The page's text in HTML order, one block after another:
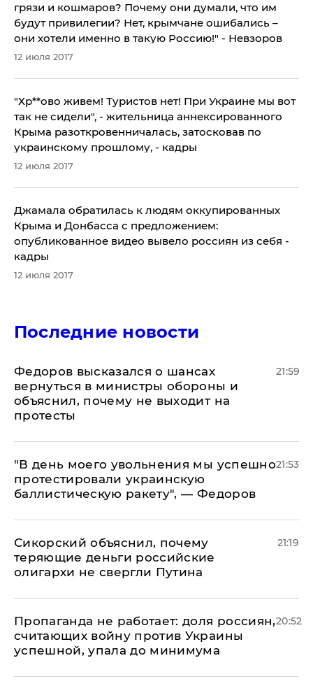
грязи и кошмаров? Почему они думали, что им
будут привилегии? Нет, крымчане ошибались –
они хотели именно в такую Россию!" - Невзоров
12 июля 2017
​"Хр**ово живем! Туристов нет! При Украине мы вот
так не сидели", - жительница аннексированного
Крыма разоткровенничалась, затосковав по
украинскому прошлому, - кадры
12 июля 2017
Джамала обратилась к людям оккупированных
Крыма и Донбасса с предложением:
опубликованное видео вывело россиян из себя -
кадры
12 июля 2017
Последние новости
Федоров высказался о шансах
вернуться в министры обороны и
объяснил, почему не выходит на
протесты
21:59
​"В день моего увольнения мы успешно
протестировали украинскую
баллистическую ракету", — Федоров
21:53
Сикорский объяснил, почему
теряющие деньги российские
олигархи не свергли Путина
21:19
​Пропаганда не работает: доля россиян,
считающих войну против Украины
успешной, упала до минимума
20:52